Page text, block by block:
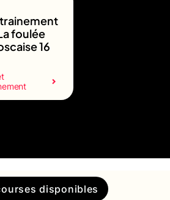
foulée
16
disponibles